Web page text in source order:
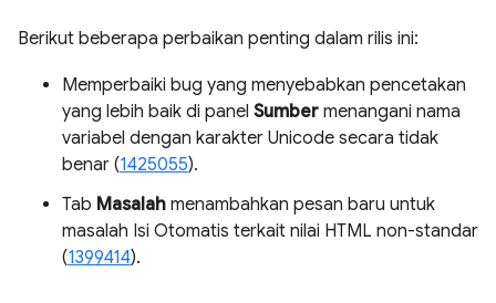
Berikut beberapa perbaikan penting dalam rilis ini:
Memperbaiki bug yang menyebabkan pencetakan
yang lebih baik di panel Sumber menangani nama
variabel dengan karakter Unicode secara tidak
benar (1425055).
Tab Masalah menambahkan pesan baru untuk
masalah Isi Otomatis terkait nilai HTML non-standar
(1399414).